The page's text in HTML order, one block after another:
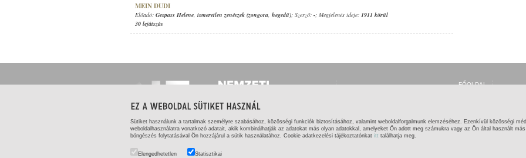
MEIN DUDI
Előadó: Gespass Helene, ismeretlen zenészek (zongora, hegedű); Szerző: -; Megjelenés ideje: 1911 körül
30 lejátszás
Sütiket használunk a tartalmak személyre szabásához, közösségi funkciók biztosításához, valamint weboldalforgalmunk elemzéséhez. Ezenkívül közösségi
weboldalhasználatra vonatkozó adatait, akik kombinálhatják az adatokat más olyan adatokkal, amelyeket Ön adott meg számukra vagy az Ön által használt
böngészés folytatásával Ön hozzájárul a sütik használatához. Cookie adatkezelési tájékoztatónkat itt találhatja meg.
Elengedhetetlen Statisztikai
FŐOLDAL
KAPCSOLAT